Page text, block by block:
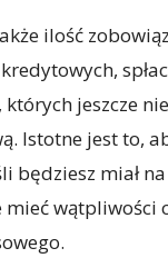
ilość
jeszcze nie
Istotne jest to,
będziesz miał
wątpliwości